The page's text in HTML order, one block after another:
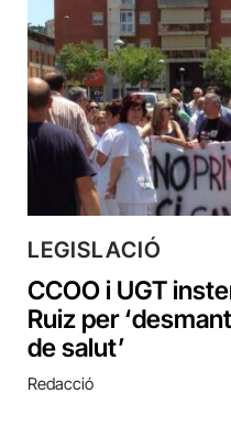
LEGISLACIÓ
CCOO i UGT
Ruiz per
de salut’
Redacció